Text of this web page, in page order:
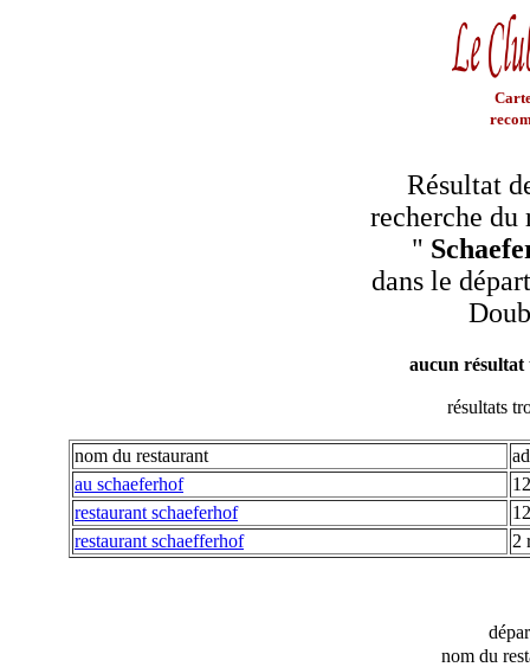
Résultat
recherche du
"
dans le
aucun
résultats
nom du restaurant
au schaeferhof
restaurant schaeferhof
restaurant schaefferhof
2
nom du